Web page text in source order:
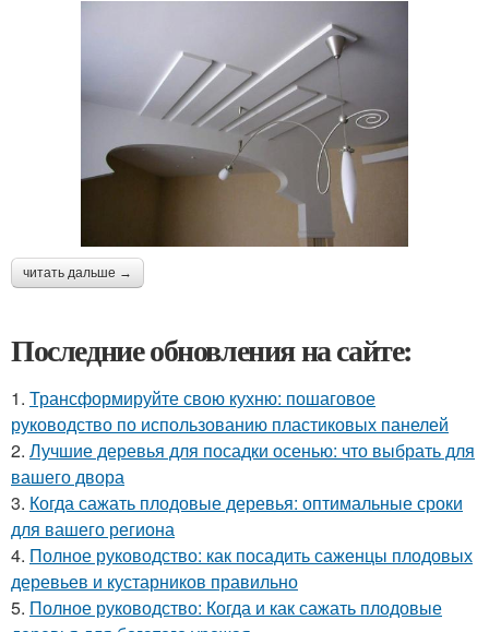
читать дальше →
Последние обновления на сайте:
1. Трансформируйте свою кухню: пошаговое
руководство по использованию пластиковых панелей
2. Лучшие деревья для посадки осенью: что выбрать для
вашего двора
3. Когда сажать плодовые деревья: оптимальные сроки
для вашего региона
4. Полное руководство: как посадить саженцы плодовых
деревьев и кустарников правильно
5. Полное руководство: Когда и как сажать плодовые